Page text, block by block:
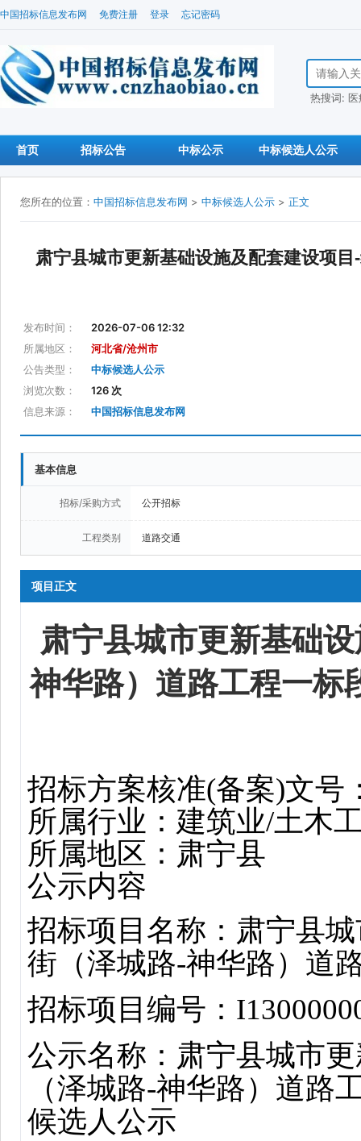
中国招标信息发布网 免费注册 登录 忘记密码
搜索招标信
热搜词:
首页 招标公告 中标公示 中标候选人公示
您所在的位置： 中国招标信息发布网 > 中标候选人公示 > 正文
肃宁县城市更新基础设施及配套建设项
发布时间：
2026-07-06 12:32
所属地区：
河北省/沧州市
公告类型：
中标候选人公示
浏览次数：
126 次
信息来源：
中国招标信息发布网
基本信息
招标/采购方式 公开招标
工程类别 道路交通
项目正文